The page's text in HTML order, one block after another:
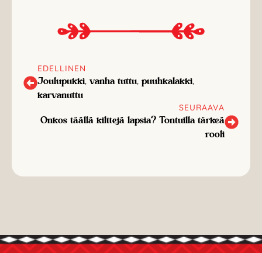
EDELLINEN
Joulupukki, vanha tuttu, puuhkalakki,
karvanuttu
SEURAAVA
Onkos täällä kilttejä lapsia? Tontuilla tärkeä
rooli